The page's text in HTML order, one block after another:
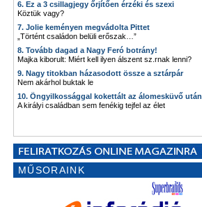
6. Ez a 3 csillagjegy őrjítően érzéki és szexi
Köztük vagy?
7. Jolie keményen megvádolta Pittet
„Történt családon belüli erőszak…”
8. Tovább dagad a Nagy Feró botrány!
Majka kiborult: Miért kell ilyen álszent sz.rnak lenni?
9. Nagy titokban házasodott össze a sztárpár
Nem akárhol buktak le
10. Öngyilkossággal kokettált az álomesküvő után
A királyi családban sem fenékig tejfel az élet
MŰSORAINK